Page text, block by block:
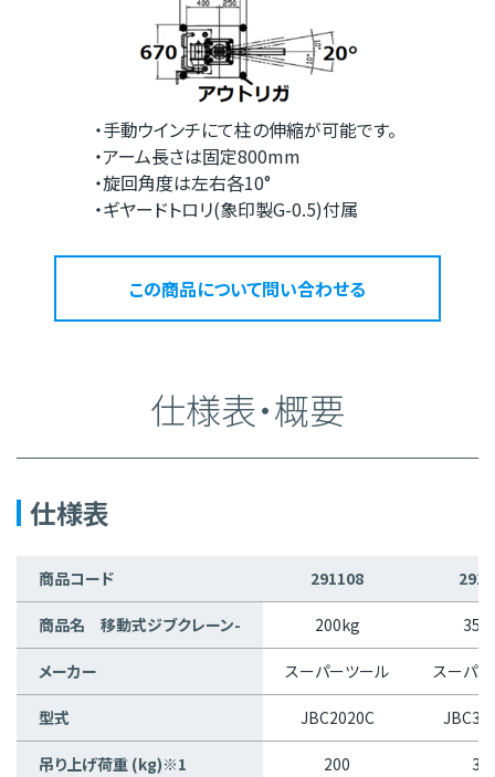
・手動ウインチにて柱の伸縮が可能です。
・アーム長さは固定800mm
・旋回角度は左右各10°
・ギヤードトロリ(象印製G-0.5)付属
この商品について問い合わせる
仕様表・概要
仕様表
商品コード 291108
商品名 移動式ジブクレーン- 200kg
メーカー スーパーツール スーパ
型式 JBC2020C
吊り上げ荷重 (kg)※1 200